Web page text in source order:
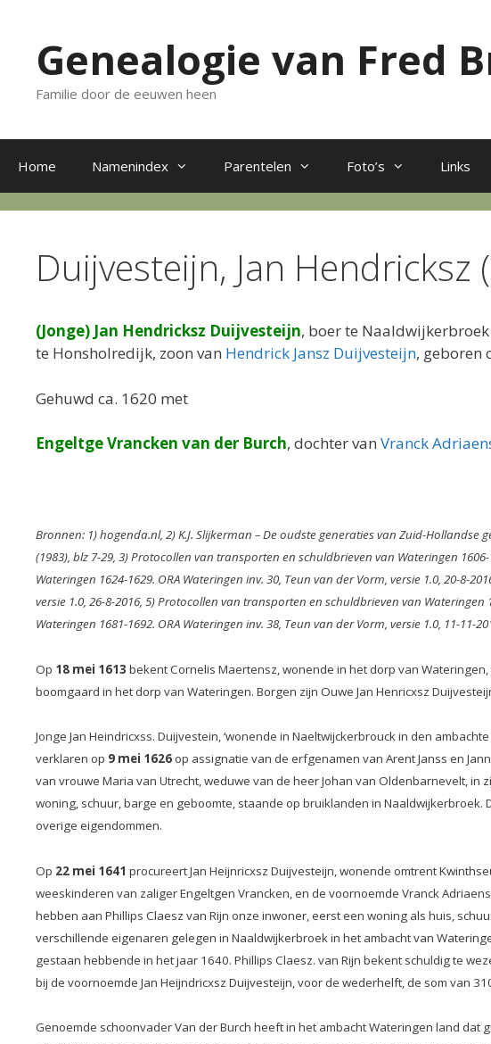
inhoudGenealogie van Fred
Familie door de eeuwen heen
Home Namenindex Parentelen Foto’s Links
Duijvesteijn, Jan Hendricksz
(Jonge) Jan Hendricksz Duijvesteijn, boer te
te Honsholredijk, zoon van Hendrick Jansz Duijvesteijn, geboren
Gehuwd ca. 1620 met
Engeltge Vrancken van der Burch, dochter van Vranck
Bronnen: 1) hogenda.nl, 2) K.J. Slijkerman – De oudste generaties van Zuid-
(1983), blz 7-29, 3)Protocollen van transporten en schuldbrieven van Wateringen
Wateringen 1624-1629. ORA Wateringen inv. 30, Teun van der Vorm, versie 1.0, 20-8-
versie 1.0, 26-8-2016, 5) Protocollen van transporten en schuldbrieven van Wateringen
Wateringen 1681-1692. ORA Wateringen inv. 38, Teun van der Vorm, versie 1.0, 11-11-
Op 18 mei 1613 bekent Cornelis Maertensz, wonende in het dorp van Wateringen,
boomgaard in het dorp van Wateringen. Borgen zijn Ouwe Jan Henricxsz
Jonge Jan Heindricxss. Duijvestein, ‘wonende in Naeltwijckerbrouck in den
verklaren op 9 mei 1626op assignatie van de erfgenamen van Arent Janss en
van vrouwe Maria van Utrecht, weduwe van de heer Johan van Oldenbarnevelt,
woning, schuur, barge en geboomte, staande op bruiklanden in
overige eigendommen.
Op 22 mei 1641 procureert Jan Heijnricxsz Duijvesteijn, wonende omtrent
weeskinderen van zaliger Engeltgen Vrancken, en de voornoemde Vranck
hebben aan Phillips Claesz van Rijn onze inwoner, eerst een woning als huis,
verschillende eigenaren gelegen in Naaldwijkerbroek in het ambacht van
gestaan hebbende in het jaar 1640. Phillips Claesz. van Rijn bekent schuldig te
bij de voornoemde Jan Heijndricxsz Duijvesteijn, voor de wederhelft, de som van
Genoemde schoonvader Van der Burch heeft in het ambacht Wateringen land